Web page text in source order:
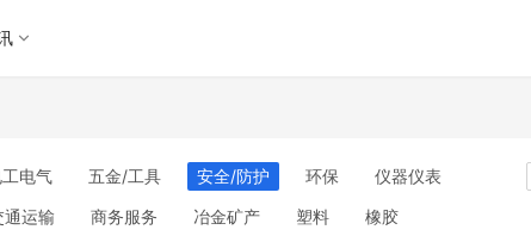
工电气 五金/工具 安全/防护 环保
仪器仪表
通运输 商务服务 冶金矿产 塑料
橡胶